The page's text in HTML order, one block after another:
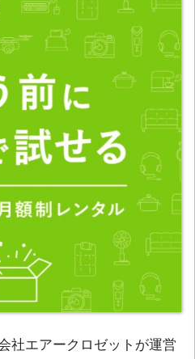
社エアークロゼットが運営